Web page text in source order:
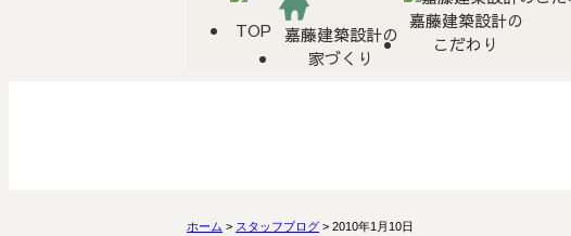
TOP
嘉藤建築設計の
家づくり
嘉藤建築設計の
こだわり
ホーム > スタッフブログ > 2010年1月10日